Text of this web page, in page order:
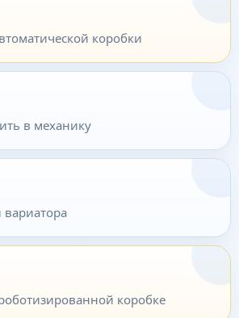
коробки
в механику
коробке